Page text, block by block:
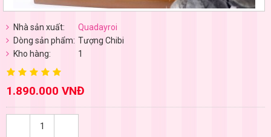
Nhà sản xuất:
Quadayroi
Dòng sản phẩm: Tượng Chibi
Kho hàng:
1
1.890.000 VNĐ